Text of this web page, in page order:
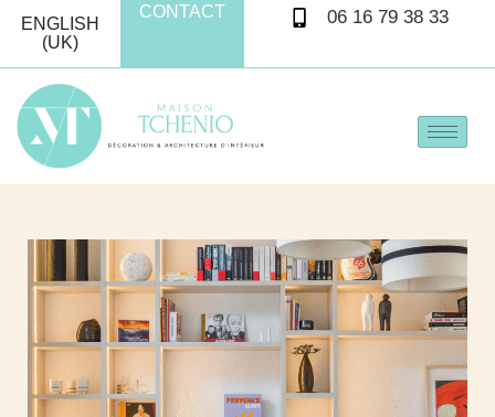
ENGLISH
(UK)
CONTACT 06 16 79 38 33